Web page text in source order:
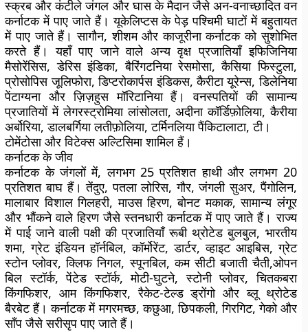
स्क्रब और कंटीले जंगल और घास के मैदान जैसे अन-वनाच्छादित वन
कर्नाटक में पाए जाते हैं। यूकेलिप्टस के पेड़ पश्चिमी घाटों में बहुतायत
में पाए जाते हैं। सागौन, शीशम और काजूरीना कर्नाटक को सुशोभित
करते हैं। यहाँ पाए जाने वाले अन्य वृक्ष प्रजातियाँ इफिजिनिया
मैसोरेंसिस, डेरिस इंडिका, बैरिंगटनिया रेसमोसा, कैसिया फिस्टुला,
प्रोसोपिस जूलिफोरा, डिप्टरोकार्पस इंडिकस, कैरीटा यूरेन्स, डिलेनिया
पेंटाग्यना और ज़िज़हुस मॉरिटानिया हैं। वनस्पतियों की सामान्य
प्रजातियों में लेगरस्ट्रोमिया लांसोलता, अदीना कॉर्डिफ़ोलिया, कैरीया
अर्बोरिया, डालबर्गिया लतीफ़ोलिया, टर्मिनलिया पैंकिटालाटा, टी।
टोमेंटोसा और विटेक्स अल्टिसिमा शामिल हैं।
कर्नाटक के जीव
कर्नाटक के जंगलों में, लगभग 25 प्रतिशत हाथी और लगभग 20
प्रतिशत बाघ हैं। तेंदुए, पतला लोरिस, गौर, जंगली सुअर, पैंगोलिन,
मालाबार विशाल गिलहरी, माउस हिरण, बोनट मकाक, सामान्य लंगूर
और भौंकने वाले हिरण जैसे स्तनधारी कर्नाटक में पाए जाते हैं। राज्य
में पाई जाने वाली पक्षी की प्रजातियाँ रूबी थ्रोटेड बुलबुल, भारतीय
शमा, ग्रेट इंडियन हॉर्नबिल, कॉर्मोरेंट, डार्टर, व्हाइट आइबिस, ग्रेट
स्टोन प्लोवर, क्लिफ निगल, स्पूनबिल, कम सीटी बजाती चैती,ओपन
बिल स्टॉर्क, पेंटेड स्टॉर्क, मोटी-घुटने, स्टोनी प्लोवर, चितकबरा
किंगफिशर, आम किंगफिशर, रैकेट-टेल्ड ड्रोंगो और ब्लू थ्रोटेड
बैरबेट हैं। कर्नाटक में मगरमच्छ, कछुआ, छिपकली, गिरगिट, गेको और
साँप जैसे सरीसृप पाए जाते हैं।